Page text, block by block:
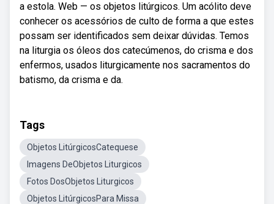
a estola. Web — os objetos litúrgicos. Um acólito deve
conhecer os acessórios de culto de forma a que estes
possam ser identificados sem deixar dúvidas. Temos
na liturgia os óleos dos catecúmenos, do crisma e dos
enfermos, usados liturgicamente nos sacramentos do
batismo, da crisma e da.
Tags
Objetos LitúrgicosCatequese
Imagens DeObjetos Liturgicos
Fotos DosObjetos Liturgicos
Objetos LitúrgicosPara Missa